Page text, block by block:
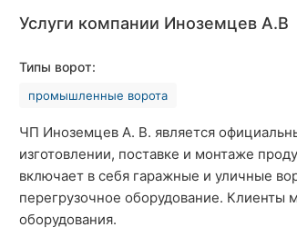
Услуги компании Иноземцев А.В
Типы ворот:
промышленные ворота
ЧП Иноземцев А. В. является
изготовлении, поставке и монтаже
включает в себя гаражные и уличные
перегрузочное оборудование. Клиенты
оборудования.